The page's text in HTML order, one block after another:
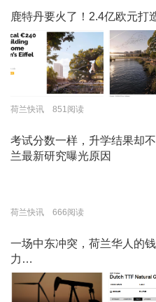
鹿特丹要火了！2.4亿欧元打
荷兰快讯 851阅读
考试分数一样，升学结果却
兰最新研究曝光原因
荷兰快讯 666阅读
一场中东冲突，荷兰华人的
力…